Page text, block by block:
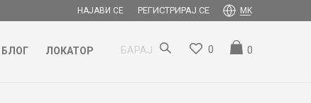
НАЈАВИ СЕ РЕГИСТРИРАЈ СЕ MK
БЛОГ ЛОКАТОР БАРАЈ 0
0